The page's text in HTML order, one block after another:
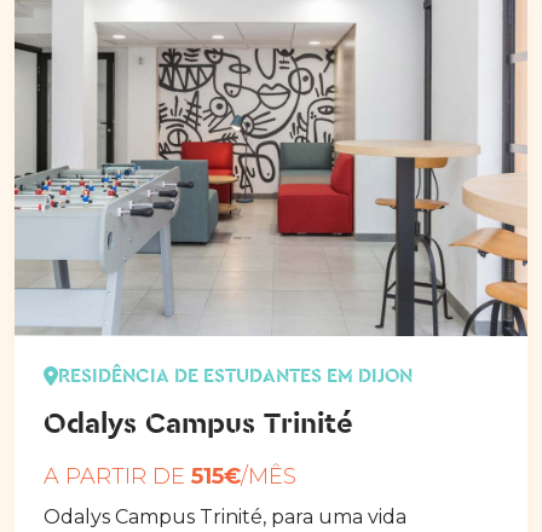
RESIDÊNCIA DE ESTUDANTES EM DIJON
Odalys Campus Trinité
A PARTIR DE 515€/MÊS
Odalys Campus Trinité, para uma vida